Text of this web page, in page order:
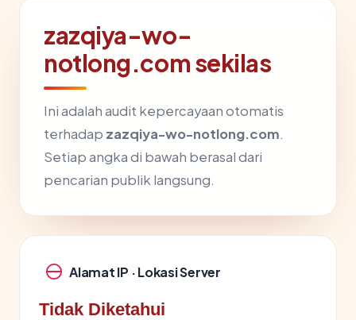
zazqiya-wo-
notlong.com sekilas
Ini adalah audit kepercayaan otomatis
terhadap zazqiya-wo-notlong.com.
Setiap angka di bawah berasal dari
pencarian publik langsung.
Alamat IP · Lokasi Server
Tidak Diketahui